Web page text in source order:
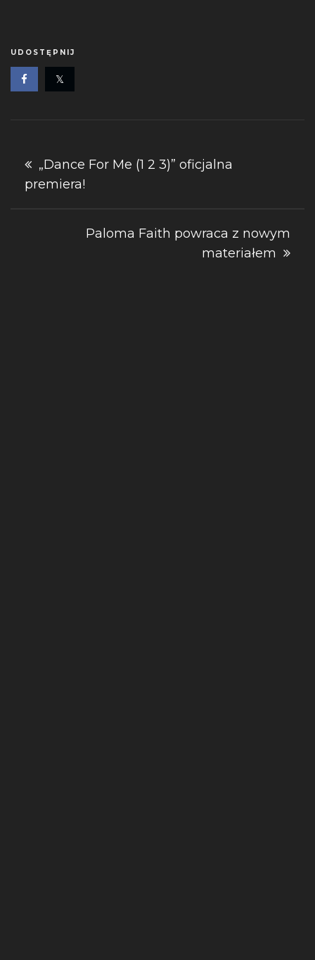
UDOSTĘPNIJ
Nawigacja
wpisu
„Dance For Me (1 2 3)” oficjalna
premiera!
Paloma Faith powraca z nowym
materiałem